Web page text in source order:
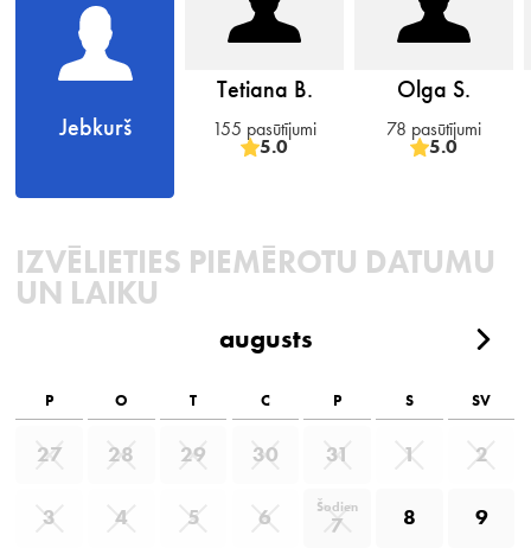
Jebkurš
Tetiana B.
155 pasūtījumi
5.0
Olga S.
78 pasūtījumi
5.0
IZVĒLIETIES PIEMĒROTU DATUMU
UN LAIKU
augusts
P O T C P S SV
27 28 29 30 31 1 2
3 4 5 6 Šodien
7 8 9